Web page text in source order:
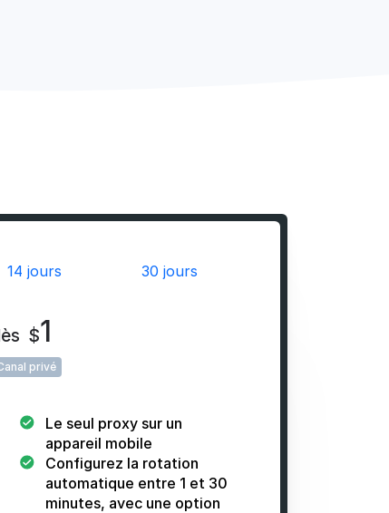
14 jours 30 jours
$1
privé
Le seul proxy sur un
appareil mobile
Configurez la rotation
automatique entre 1 et 30
minutes, avec une option